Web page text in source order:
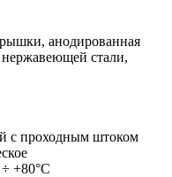
анодированная
стали,
с проходным штоком
+80°C